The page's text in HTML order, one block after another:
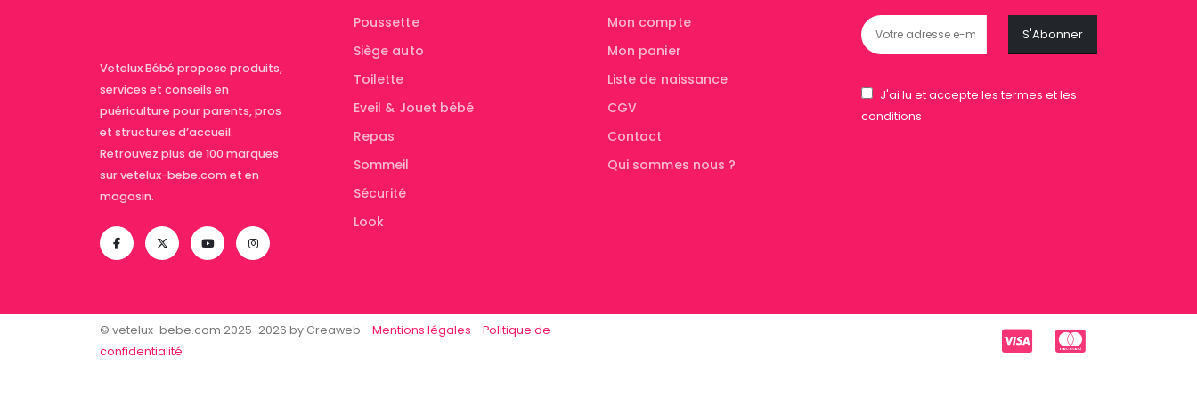
Vetelux Bébé propose produits,
services et conseils en
puériculture pour parents, pros
et structures d’accueil.
Retrouvez plus de 100 marques
sur vetelux-bebe.com et en
magasin.
Poussette
Siège auto
Toilette
Eveil & Jouet bébé
Repas
Sommeil
Sécurité
Look
Mon compte
Mon panier
Liste de naissance
CGV
Contact
Qui sommes nous ?
J'ai lu et accepte les termes et les
conditions
© vetelux-bebe.com 2025-2026 by Creaweb - Mentions légales - Politique de
confidentialité